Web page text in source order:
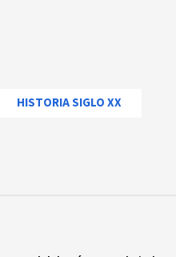
HISTORIA SIGLO XX